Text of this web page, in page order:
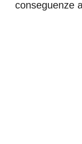
conseguenze